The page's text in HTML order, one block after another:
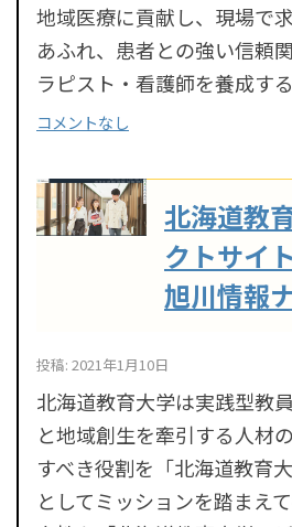
地域医療に貢献し、現場で
あふれ、患者との強い信頼
ラピスト・看護師を養成する
コメントなし
北海道教
クトサイ
旭川情報
投稿: 2021年1月10日
北海道教育大学は実践型教
と地域創生を牽引する人材
すべき役割を「北海道教育
としてミッションを踏まえ